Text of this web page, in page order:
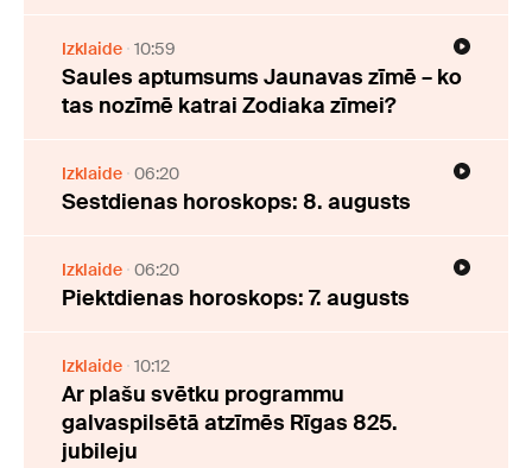
Izklaide 10:59
Saules aptumsums Jaunavas zīmē – ko
tas nozīmē katrai Zodiaka zīmei?
Izklaide 06:20
Sestdienas horoskops: 8. augusts
Izklaide 06:20
Piektdienas horoskops: 7. augusts
Izklaide 10:12
Ar plašu svētku programmu
galvaspilsētā atzīmēs Rīgas 825.
jubileju